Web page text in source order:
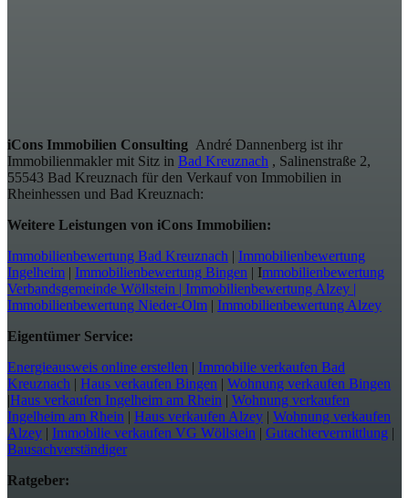
iCons Immobilien Consulting André Dannenberg ist ihr
Immobilienmakler mit Sitz in Bad Kreuznach , Salinenstraße 2,
55543 Bad Kreuznach für den Verkauf von Immobilien in
Rheinhessen und Bad Kreuznach:
Weitere Leistungen von iCons Immobilien:
Immobilienbewertung Bad Kreuznach | Immobilienbewertung
Ingelheim | Immobilienbewertung Bingen | Immobilienbewertung
Verbandsgemeinde Wöllstein | Immobilienbewertung Alzey |
Immobilienbewertung Nieder-Olm | Immobilienbewertung Alzey
Eigentümer Service:
Energieausweis online erstellen | Immobilie verkaufen Bad
Kreuznach | Haus verkaufen Bingen | Wohnung verkaufen Bingen
|Haus verkaufen Ingelheim am Rhein | Wohnung verkaufen
Ingelheim am Rhein | Haus verkaufen Alzey | Wohnung verkaufen
Alzey | Immobilie verkaufen VG Wöllstein | Gutachtervermittlung |
Bausachverständiger
Ratgeber: